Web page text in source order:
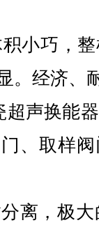
小巧，
。经济、
超声换能
、取样
离，极